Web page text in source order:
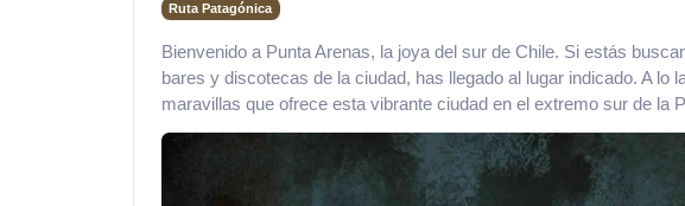
Ruta Patagónica
Bienvenido a Punta Arenas, la joya del sur de Chile. Si estás
bares y discotecas de la ciudad, has llegado al lugar indicado. A lo
maravillas que ofrece esta vibrante ciudad en el extremo sur de la